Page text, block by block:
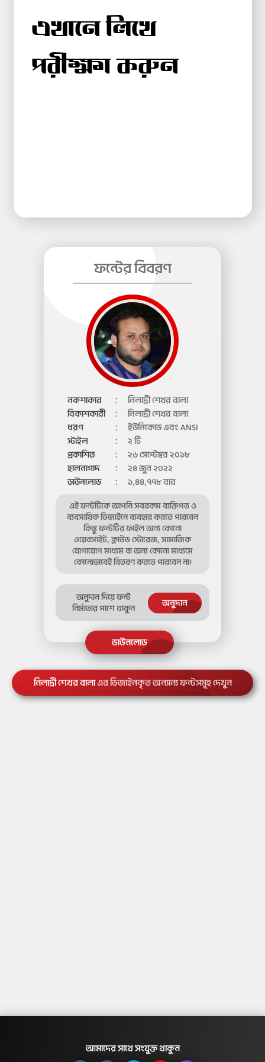
ফন্টের বিবরণ
নকশাকার :
নিলাদ্রী শেখর বালা
বিকাশকারী
:
নিলাদ্রী শেখর বালা
ধরণ
:
ইউনিকোড এবং ANSI
স্টাইল
:
২ টি
প্রকাশিত
:
২৬ সেপ্টেম্বর ২০১৮
হালনাগাদ
:
২৪ জুন ২০২২
ডাউনলোড
: ১,৪৪,৭৭৮ বার
এই ফন্টটিকে আপনি সবরকম ব্যক্তিগত ও
ব্যবসায়িক ডিজাইনে ব্যবহার করতে পারবেন
কিন্তু ফন্টটির ফাইল অন্য কোনো
ওয়েবসাইট, ক্লাউড স্টোরেজ, সামাজিক
যোগাযোগ মাধ্যম বা অন্য কোনো মাধ্যমে
কোনোভাবেই বিতরণ করতে পারবেন না।
অনুদান দিয়ে ফন্ট
নির্মাতার পাশে থাকুন
অনুদান
নিলাদ্রী শেখর বালাএর ডিজাইনকৃত অন্যান্য ফন্টসমূহ দেখুন
আমাদের সাথে সংযুক্ত থাকুন